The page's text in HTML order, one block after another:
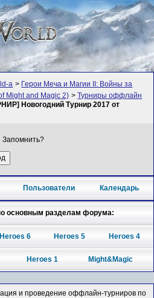
а > Герои Меча и Магии II: Войны за
Might and Magic 2) >Турниры оффлайн
Новогoдний Турнир 2017 от
Запомнить?
Пользователи Календарь
основным разделам форума:
Heroes 6 Heroes 5 Heroes 4
Heroes 1 Might&Magic
и проведение оффлайн-турниров по